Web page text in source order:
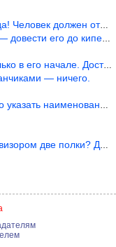
должен отдыхать в с
его до кипения и выкл
его начале. Достаточно
— ничего.
наименование рекоме
полки? Делают интер